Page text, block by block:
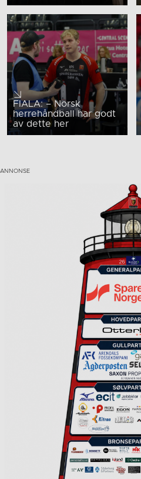
FIALA: – Norsk
herrehåndball har godt
av dette her